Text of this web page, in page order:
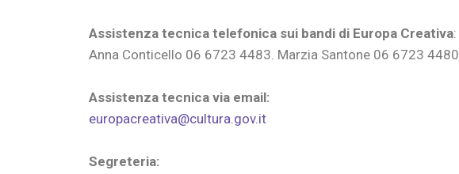
Assistenza tecnica telefonica sui bandi di Europa Creativa:
Anna Conticello 06 6723 4483. Marzia Santone 06 6723 4480
Assistenza tecnica via email:
europacreativa@cultura.gov.it
Segreteria: